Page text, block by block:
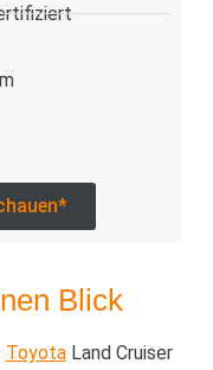
Blick
ToyotaLand Cruiser